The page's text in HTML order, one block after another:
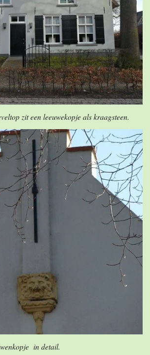
zit een leeuwekopje als kraagsteen.
in detail.